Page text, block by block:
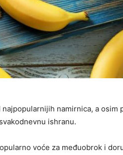
namirnica, a osim
ishranu.
voće za međuobrok i